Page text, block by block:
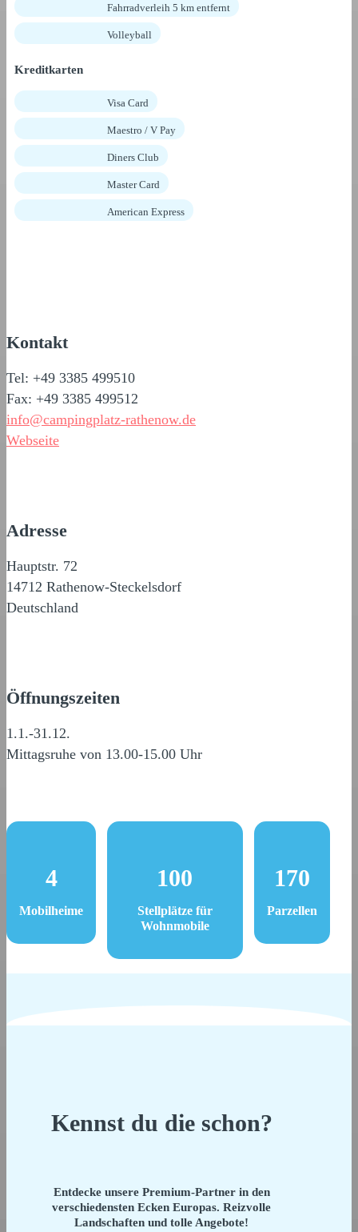
Fahrradverleih 5 km entfernt
Volleyball
Kreditkarten
Visa Card
Maestro / V Pay
Diners Club
Master Card
American Express
Kontakt
Tel: +49 3385 499510
Fax: +49 3385 499512
info@campingplatz-rathenow.de
Webseite
Adresse
Hauptstr. 72
14712 Rathenow-Steckelsdorf
Deutschland
Öffnungszeiten
1.1.-31.12.
Mittagsruhe von 13.00-15.00 Uhr
4
Mobilheime
100
Stellplätze für
Wohnmobile
170
Parzellen
Kennst du die schon?
Entdecke unsere Premium-Partner in den
verschiedensten Ecken Europas. Reizvolle
Landschaften und tolle Angebote!